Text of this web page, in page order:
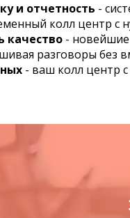
и отчетность -
колл центр с
качество - новейшие
разговоры без
- ваш колл центр